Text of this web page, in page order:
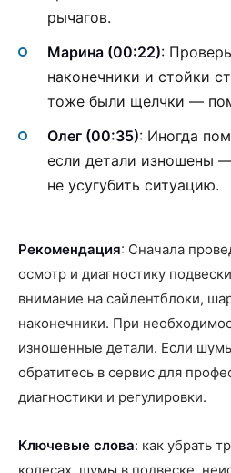
рычагов.
Марина (00:22):
наконечники и стойки
тоже были щелчки —
Олег (00:35): Иногда
если детали изношены
не усугубить ситуацию.
Рекомендация: Сначала
осмотр и диагностику
внимание на сайлентблоки,
наконечники. При
изношенные детали. Если
обратитесь в сервис для
диагностики и регулировки.
Ключевые слова: как убрать
колесах, шумы в подвеске,